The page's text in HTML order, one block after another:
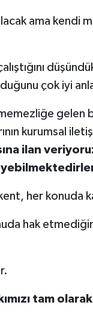
ama kendi
çok iyi
kurumsal
ilan
her konuda
hak
tam